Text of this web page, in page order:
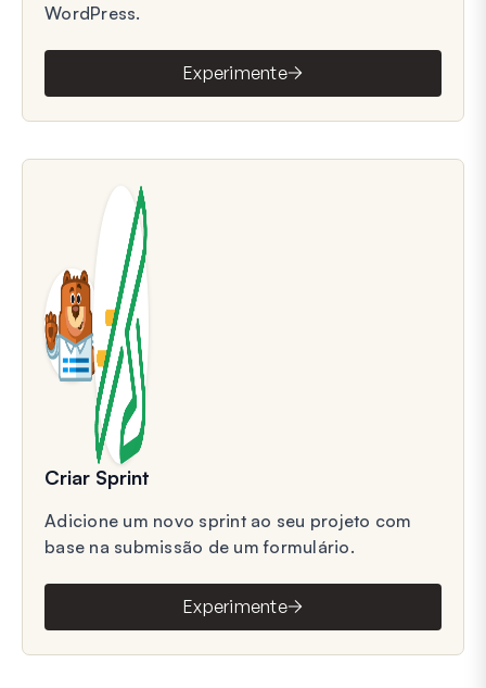
WordPress.
Experimente
Criar Sprint
Adicione um novo sprint ao seu projeto com
base na submissão de um formulário.
Experimente